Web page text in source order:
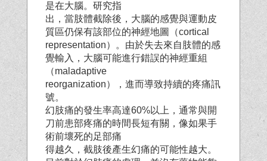
是在大腦。研究指
出，當肢體截除後，大腦的感覺與運動皮
質區仍保有該部位的神經地圖（cortical
representation）。由於失去來自肢體的感
覺輸入，大腦可能進行錯誤的神經重組
（maladaptive
reorganization），進而導致持續的疼痛訊
號。
幻肢痛的發生率高達60%以上，通常與開
刀前患部疼痛的時間長短有關，像如果手
術前壞死的足部痛
得越久，截肢後產生幻痛的可能性越大。